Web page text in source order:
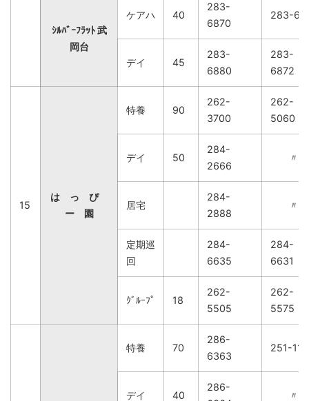
ｼﾙﾊﾞｰﾌﾗｯﾄ 武
岡台
ケアハ 40
283-
6870
283-
デイ 45
283-
6880
283-
6872
15
は っ ぴ
ー 園
特養 90
262-
3700
262-
5060
デイ 50
284-
2666
〃
居宅
284-
2888
〃
定期巡
回
284-
6635
284-
6631
ｸﾞﾙｰﾌﾟ 18
262-
5505
262-
5575
特養 70
286-
6363
251-
デイ 40
286-
〃